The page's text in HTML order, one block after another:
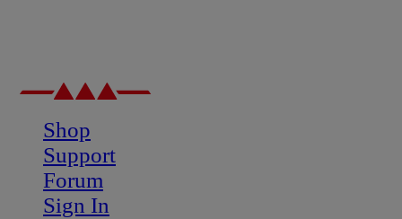
Shop
Support
Forum
Sign In